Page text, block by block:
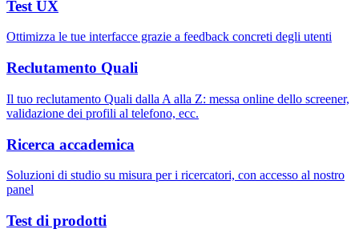
Test UX
Ottimizza le tue interfacce grazie a feedback concreti degli utenti
Reclutamento Quali
Il tuo reclutamento Quali dalla A alla Z: messa online dello screener,
validazione dei profili al telefono, ecc.
Ricerca accademica
Soluzioni di studio su misura per i ricercatori, con accesso al nostro
panel
Test di prodotti